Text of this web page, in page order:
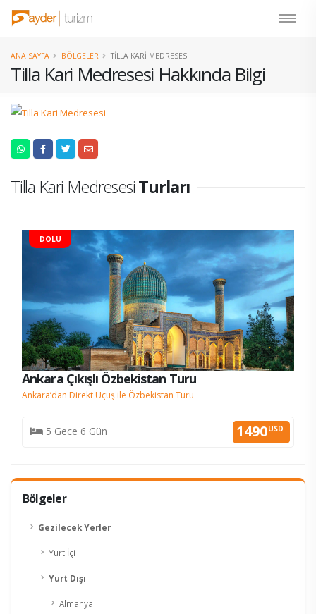
Tilla Kari Medresesi Hakkında Bilgi
ANA SAYFA BÖLGELER TILLA KARI MEDRESESI
Bölgeler
Gezilecek Yerler
Yurt İçi
Yurt Dışı
Almanya
Tilla Kari MedresesiTurları
DOLU
Ankara Çıkışlı Özbekistan Turu
Ankara’dan Direkt Uçuş ile Özbekistan Turu
5 Gece 6 Gün 1490USD